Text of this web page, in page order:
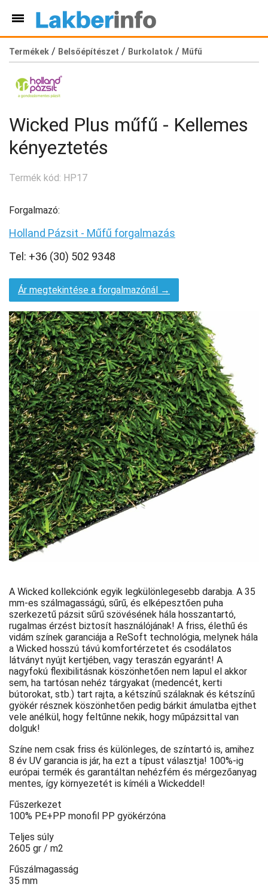
Termékek / Belsőépítészet / Burkolatok / Műfű
Wicked Plus műfű - Kellemes
kényeztetés
Termék kód: HP17
Forgalmazó:
Holland Pázsit - Műfű forgalmazás
Tel: +36 (30) 502 9348
Ár megtekintése a forgalmazónál →
A Wicked kollekciónk egyik legkülönlegesebb darabja. A 35
mm-es szálmagasságú, sűrű, és elképesztően puha
szerkezetű pázsit sűrű szövésének hála hosszantartó,
rugalmas érzést biztosít használójának! A friss, élethű és
vidám színek garanciája a ReSoft technológia, melynek hála
a Wicked hosszú távú komfortérzetet és csodálatos
látványt nyújt kertjében, vagy teraszán egyaránt! A
nagyfokú flexibilitásnak köszönhetően nem lapul el akkor
sem, ha tartósan nehéz tárgyakat (medencét, kerti
bútorokat, stb.) tart rajta, a kétszínű szálaknak és kétszínű
gyökér résznek köszönhetően pedig bárkit ámulatba ejthet
vele anélkül, hogy feltűnne nekik, hogy műpázsittal van
dolguk!
Színe nem csak friss és különleges, de színtartó is, amihez
8 év UV garancia is jár, ha ezt a típust választja! 100%-ig
európai termék és garantáltan nehézfém és mérgezőanyag
mentes, így környezetét is kíméli a Wickeddel!
Fűszerkezet
100% PE+PP monofil PP gyökérzóna
Teljes súly
2605 gr / m2
Fűszálmagasság
35 mm